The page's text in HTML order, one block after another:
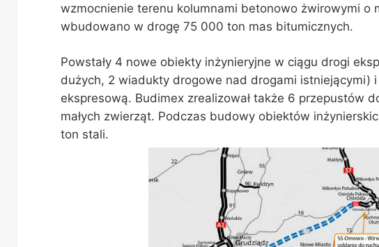
‎wzmocnienie terenu kolumnami betonowo żwirowymi o
wbudowano w drogę 75 000 ‎ton mas ‎bitumicznych. ‎
Powstały ‎4 nowe obiekty inżynieryjne w ciągu drogi
dużych, 2 wiadukty drogowe nad drogami ‎istniejącymi)
ekspresową. Budimex zrealizował także 6 przepustów
małych zwierząt.‎ Podczas budowy obiektów
ton stali.‎